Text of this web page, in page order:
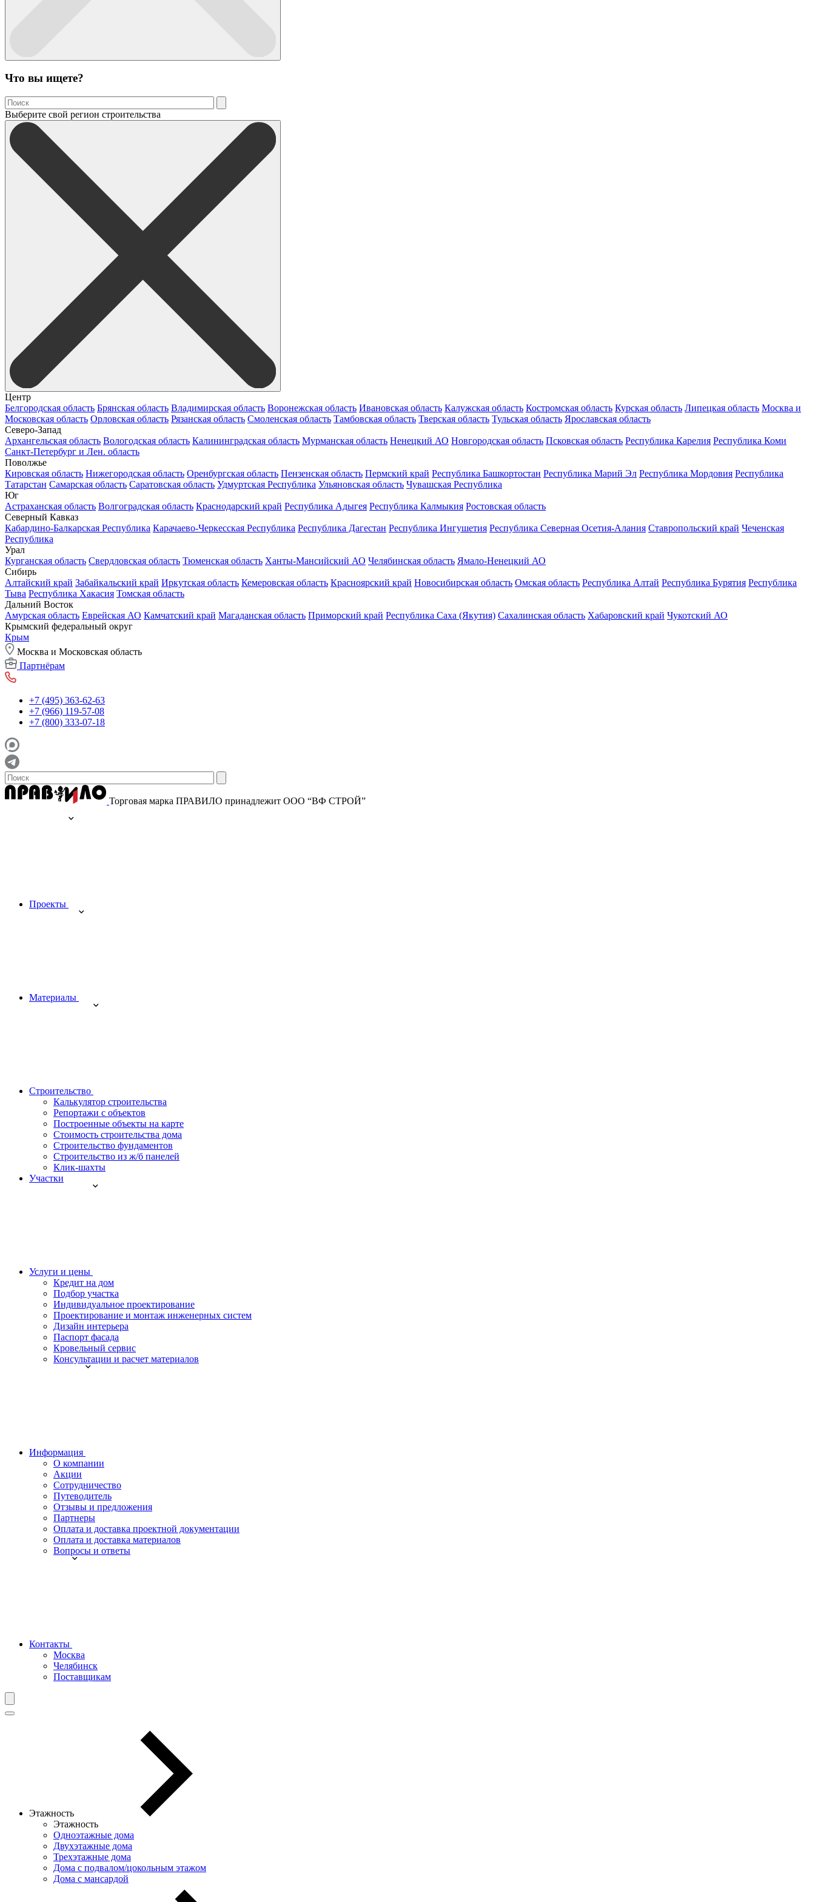
Что вы ищете?
Выберите свой регион строительства
Центр
Белгородская область Брянская область Владимирская область Воронежская область Ивановская область Калужская область Костромская область Курская область Липецкая область Москва и
Московская область Орловская область Рязанская область Смоленская область Тамбовская область Тверская область Тульская область Ярославская область
Северо-Запад
Архангельская область Вологодская область Калининградская область Мурманская область Ненецкий АО Новгородская область Псковская область Республика Карелия Республика Коми
Санкт-Петербург и Лен. область
Поволжье
Кировская область Нижегородская область Оренбургская область Пензенская область Пермский край Республика Башкортостан Республика Марий Эл Республика Мордовия Республика
Татарстан Самарская область Саратовская область Удмуртская Республика Ульяновская область Чувашская Республика
Юг
Астраханская область Волгоградская область Краснодарский край Республика Адыгея Республика Калмыкия Ростовская область
Северный Кавказ
Кабардино-Балкарская Республика Карачаево-Черкесская Республика Республика Дагестан Республика Ингушетия Республика Северная Осетия-Алания Ставропольский край Чеченская
Республика
Урал
Курганская область Свердловская область Тюменская область Ханты-Мансийский АО Челябинская область Ямало-Ненецкий АО
Сибирь
Алтайский край Забайкальский край Иркутская область Кемеровская область Красноярский край Новосибирская область Омская область Республика Алтай Республика Бурятия Республика
Тыва Республика Хакасия Томская область
Дальний Восток
Амурская область Еврейская АО Камчатский край Магаданская область Приморский край Республика Саха (Якутия) Сахалинская область Хабаровский край Чукотский АО
Крымский федеральный округ
Крым
Москва и Московская область
Партнёрам
+7 (495) 363-62-63
+7 (966) 119-57-08
+7 (800) 333-07-18
Торговая марка ПРАВИЛО принадлежит ООО “ВФ СТРОЙ”
Проекты
Материалы
Строительство
Калькулятор строительства
Репортажи с объектов
Построенные объекты на карте
Стоимость строительства дома
Строительство фундаментов
Строительство из ж/б панелей
Клик-шахты
Участки
Услуги и цены
Кредит на дом
Подбор участка
Индивидуальное проектирование
Проектирование и монтаж инженерных систем
Дизайн интерьера
Паспорт фасада
Кровельный сервис
Консультации и расчет материалов
Информация
О компании
Акции
Сотрудничество
Путеводитель
Отзывы и предложения
Партнеры
Оплата и доставка проектной документации
Оплата и доставка материалов
Вопросы и ответы
Контакты
Москва
Челябинск
Поставщикам
Этажность
Этажность
Одноэтажные дома
Двухэтажные дома
Трехэтажные дома
Дома с подвалом/цокольным этажом
Дома с мансардой